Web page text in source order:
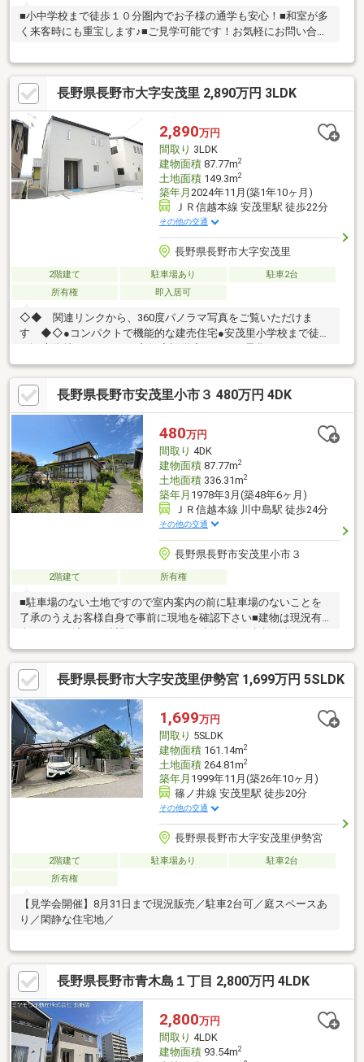
■小中学校まで徒歩１０分圏内でお子様の通学も安心！■和室が多
く来客時にも重宝します♪■ご見学可能です！お気軽にお問い合わ
長野県長野市大字安茂里 2,890万円 3LDK
2,890万円
間取り 3LDK
建物面積87.77m2
土地面積149.3m2
築年月 2024年11月(築1年10ヶ月)
ＪＲ信越本線 安茂里駅 徒歩22分
その他の交通
長野県長野市大字安茂里
2階建て 駐車場あり
駐車2台
所有権
即入居可
◇◆ 関連リンクから、360度パノラマ写真をご覧いただけま
す ◆◇●コンパクトで機能的な建売住宅●安茂里小学校まで徒歩
台付◆備考◆※当社指定の司法書士での登記となります。
長野県長野市安茂里小市３ 480万円 4DK
480万円
間取り 4DK
建物面積87.77m2
土地面積336.31m2
築年月 1978年3月(築48年6ヶ月)
ＪＲ信越本線 川中島駅 徒歩24分
その他の交通
長野県長野市安茂里小市３
2階建て 所有権
■駐車場のない土地ですので室内案内の前に駐車場のないことを
了承のうえお客様自身で事前に現地を確認下さい■建物は現況有
姿での引き渡しを希望しておりますが建物解体も相談可能です■
下水道は東側長野市道からありますが上水道は北側国道からにな
ります
長野県長野市大字安茂里伊勢宮 1,699万円 5SLDK
1,699万円
間取り 5SLDK
建物面積161.14m2
土地面積264.81m2
築年月 1999年11月(築26年10ヶ月)
篠ノ井線 安茂里駅 徒歩20分
その他の交通
長野県長野市大字安茂里伊勢宮
2階建て 駐車場あり
駐車2台
所有権
【見学会開催】8月31日まで現況販売／駐車2台可／庭スペースあ
り／閑静な住宅地／
長野県長野市青木島１丁目 2,800万円 4LDK
2,800万円
間取り 4LDK
建物面積93.54m2